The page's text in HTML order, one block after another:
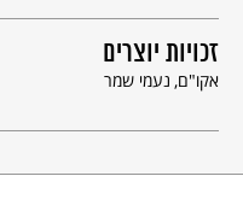
ואין יורד אל ים המלח
זכויות יוצרים
אקו"ם נעמי שמר